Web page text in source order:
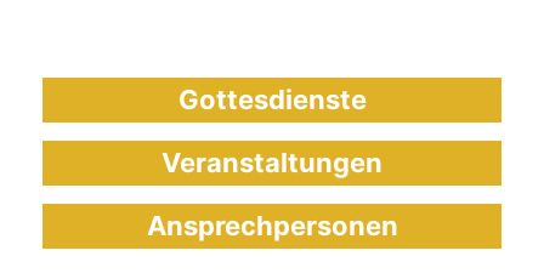
Gottesdienste
Veranstaltungen
Ansprechpersonen